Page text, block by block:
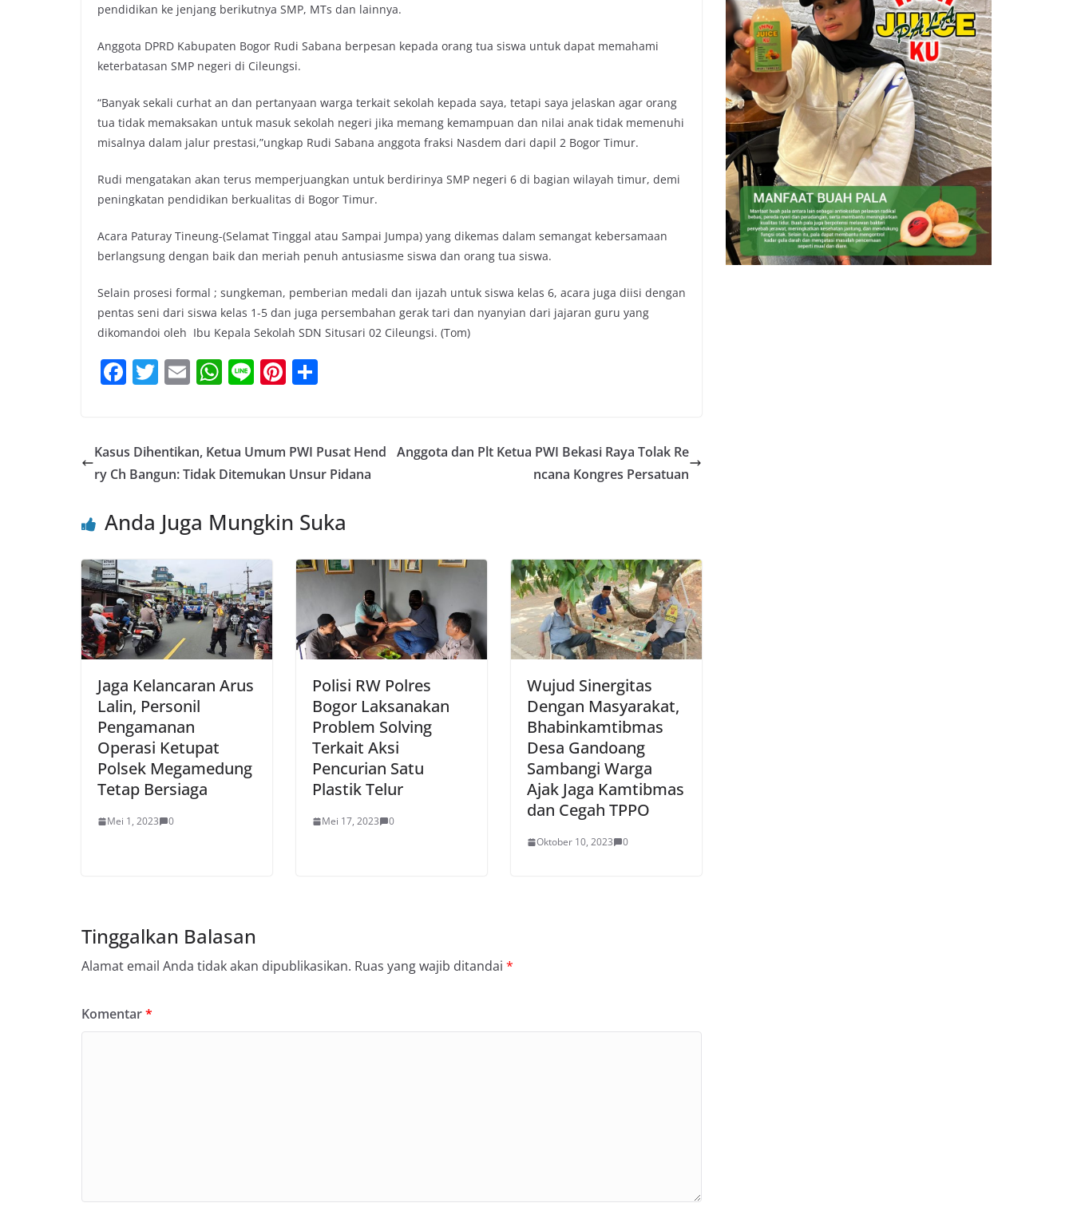
pendidikan ke jenjang berikutnya SMP, MTs dan lainnya.
Anggota DPRD Kabupaten Bogor Rudi Sabana berpesan kepada orang tua siswa untuk dapat memahami
keterbatasan SMP negeri di Cileungsi.
“Banyak sekali curhat an dan pertanyaan warga terkait sekolah kepada saya, tetapi saya jelaskan agar orang
tua tidak memaksakan untuk masuk sekolah negeri jika memang kemampuan dan nilai anak tidak memenuhi
misalnya dalam jalur prestasi,”ungkap Rudi Sabana anggota fraksi Nasdem dari dapil 2 Bogor Timur.
Rudi mengatakan akan terus memperjuangkan untuk berdirinya SMP negeri 6 di bagian wilayah timur, demi
peningkatan pendidikan berkualitas di Bogor Timur.
Acara Paturay Tineung-(Selamat Tinggal atau Sampai Jumpa) yang dikemas dalam semangat kebersamaan
berlangsung dengan baik dan meriah penuh antusiasme siswa dan orang tua siswa.
Selain prosesi formal ; sungkeman, pemberian medali dan ijazah untuk siswa kelas 6, acara juga diisi dengan
pentas seni dari siswa kelas 1-5 dan juga persembahan gerak tari dan nyanyian dari jajaran guru yang
dikomandoi oleh Ibu Kepala Sekolah SDN Situsari 02 Cileungsi. (Tom)
F
e
b
o
k
T
er
E
l
W
s
A
p
Li Pi
e
st
e
Kasus Dihentikan, Ketua Umum PWI Pusat Hend
ry Ch Bangun: Tidak Ditemukan Unsur Pidana
Anggota dan Plt Ketua PWI Bekasi Raya Tolak Re
ncana Kongres Persatuan
Anda Juga Mungkin Suka
Jaga Kelancaran Arus
Lalin, Personil
Pengamanan
Operasi Ketupat
Polsek Megamedung
Tetap Bersiaga
Mei 1, 2023 0
Polisi RW Polres
Bogor Laksanakan
Problem Solving
Terkait Aksi
Pencurian Satu
Plastik Telur
Mei 17, 2023 0
Wujud Sinergitas
Dengan Masyarakat,
Bhabinkamtibmas
Desa Gandoang
Sambangi Warga
Ajak Jaga Kamtibmas
dan Cegah TPPO
Oktober 10, 2023 0
Tinggalkan Balasan
Alamat email Anda tidak akan dipublikasikan. Ruas yang wajib ditandai *
Komentar*